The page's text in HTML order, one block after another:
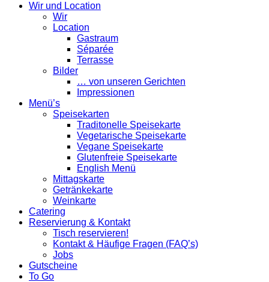
Wir und Location
Wir
Location
Gastraum
Séparée
Terrasse
Bilder
… von unseren Gerichten
Impressionen
Menü’s
Speisekarten
Traditonelle Speisekarte
Vegetarische Speisekarte
Vegane Speisekarte
Glutenfreie Speisekarte
English Menü
Mittagskarte
Getränkekarte
Weinkarte
Catering
Reservierung & Kontakt
Tisch reservieren!
Kontakt & Häufige Fragen (FAQ’s)
Jobs
Gutscheine
To Go